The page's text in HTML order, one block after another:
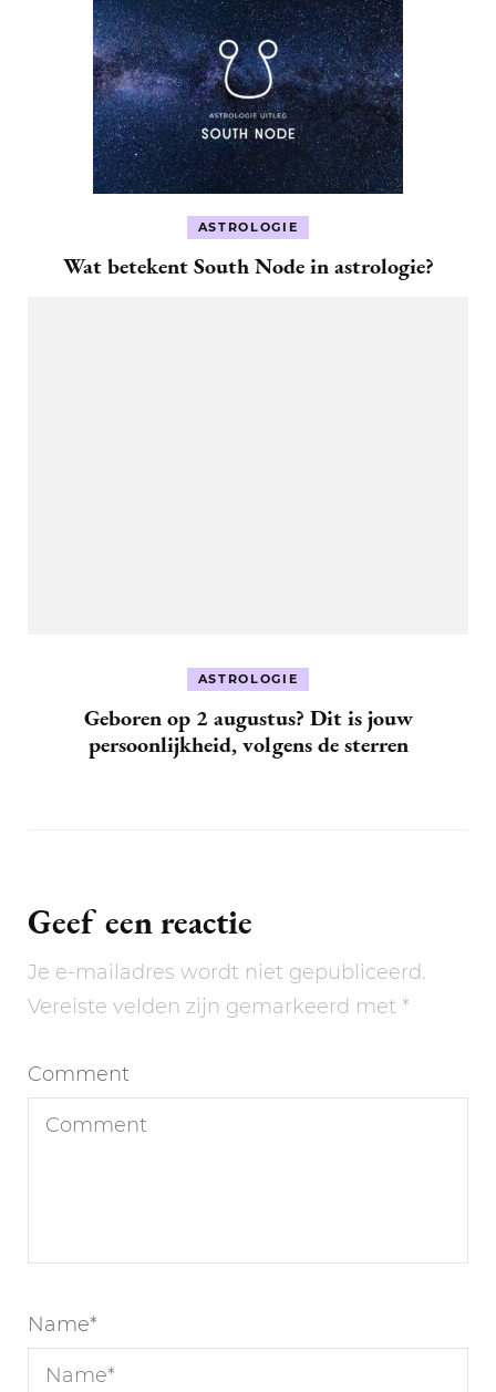
ASTROLOGIE
Wat betekent South Node in astrologie?
ASTROLOGIE
Geboren op 2 augustus? Dit is jouw
persoonlijkheid, volgens de sterren
Geef een reactie
Je e-mailadres wordt niet gepubliceerd.
Vereiste velden zijn gemarkeerd met *
Comment
Name*